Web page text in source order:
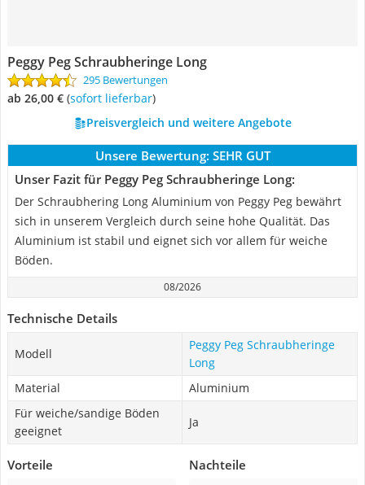
Peggy Peg Schraubheringe Long
295 Bewertungen
ab 26,00 € ( Sofort lieferbar)
Preisvergleich und weitere Angebote
Unsere Bewertung: SEHR GUT
Unser Fazit für Peggy Peg Schraubheringe Long:
Der Schraubhering Long Aluminium von Peggy Peg bewährt
sich in unserem Vergleich durch seine hohe Qualität. Das
Aluminium ist stabil und eignet sich vor allem für weiche
Böden.
08/2026
Technische Details
Modell
Peggy Peg Schraubheringe
Long
Material
Aluminium
Für weiche/sandige Böden
geeignet
Ja
Vorteile Nachteile